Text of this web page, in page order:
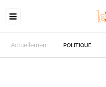
Actuellement POLITIQUE